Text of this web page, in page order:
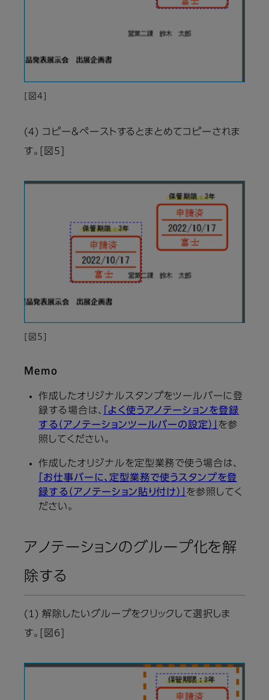
[図4]
(4) コピー＆ペーストするとまとめてコピーされま
す。[図5]
[図5]
Memo
作成したオリジナルスタンプをツールバーに登
録する場合は、
「よく使うアノテーションを登録
する（アノテーションツールバーの設定）」 を参
照してください。
作成したオリジナルを定型業務で使う場合は、
「お仕事バーに、定型業務で使うスタンプを登
録する（アノテーション貼り付け）」 を参照してく
ださい。
アノテーションのグループ化を解
除する
(1) 解除したいグループをクリックして選択しま
す。[図6]